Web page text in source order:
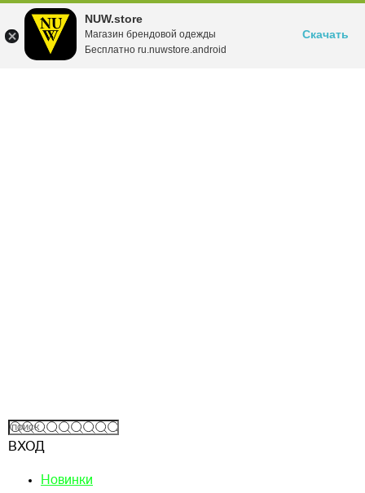
NUW.store
Магазин брендовой одежды
Бесплатно ru.nuwstore.android
Скачать
ВХОД
Новинки